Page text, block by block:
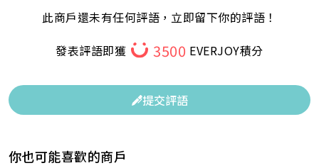
此商戶還未有任何評語，立即留下你的評語！
發表評語即獲
3500 EVERJOY積分
提交評語
你也可能喜歡的商戶